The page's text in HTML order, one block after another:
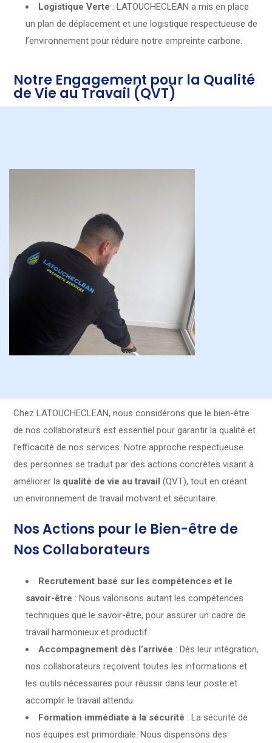
Logistique Verte : LATOUCHECLEAN a mis en place
un plan de déplacement et une logistique respectueuse de
l’environnement pour réduire notre empreinte carbone.
Notre Engagement pour la Qualité
de Vie au Travail (QVT)
Chez LATOUCHECLEAN, nous considérons que le bien-être
de nos collaborateurs est essentiel pour garantir la qualité et
l’efficacité de nos services. Notre approche respectueuse
des personnes se traduit par des actions concrètes visant à
améliorer la qualité de vie au travail (QVT), tout en créant
un environnement de travail motivant et sécuritaire.
Nos Actions pour le Bien-être de
Nos Collaborateurs
Recrutement basé sur les compétences et le
savoir-être : Nous valorisons autant les compétences
techniques que le savoir-être, pour assurer un cadre de
travail harmonieux et productif.
Accompagnement dès l’arrivée : Dès leur intégration,
nos collaborateurs reçoivent toutes les informations et
les outils nécessaires pour réussir dans leur poste et
accomplir le travail attendu.
Formation immédiate à la sécurité : La sécurité de
nos équipes est primordiale. Nous dispensons des